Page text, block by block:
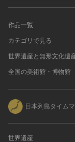
作品一覧
カテゴリで見る
世界遺産と無形文化遺
全国の美術館・博物館
日本列島タイム
世界遺産